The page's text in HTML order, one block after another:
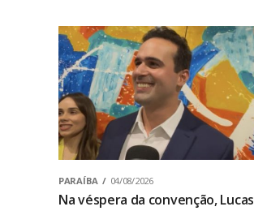
PARAÍBA 04/08/2026
Na véspera da convenção, Lucas